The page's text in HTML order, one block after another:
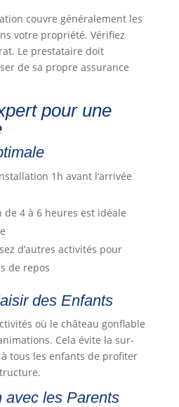
couvre généralement les
votre propriété. Vérifiez
Le prestataire doit
de sa propre assurance
pour une
1h avant l’arrivée
de 4 à 6 heures est idéale
d’autres activités pour
de repos
des Enfants
où le château gonflable
Cela évite la sur-
tous les enfants de profiter
avec les Parents